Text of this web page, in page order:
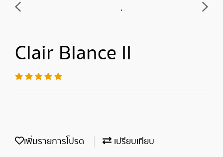
Clair Blance II
เพิ่มรายการโปรด เปรียบเทียบ